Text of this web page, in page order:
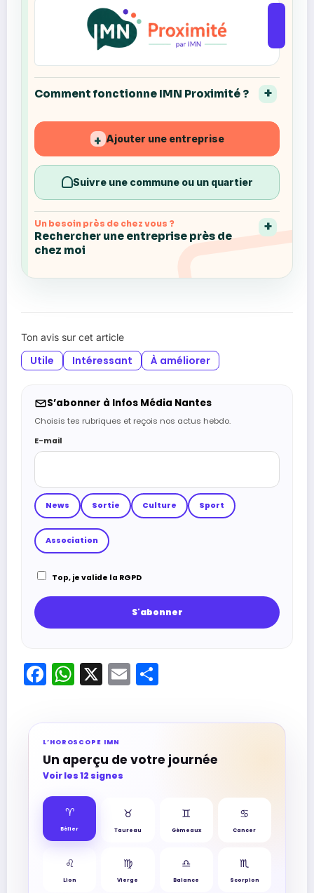
Comment fonctionne IMN Proximité ?
+ Ajouter une entreprise
Suivre une commune ou un quartier
Un besoin près de chez vous ?
Rechercher une entreprise près de
chez moi
Ton avis sur cet article
Utile Intéressant À améliorer
S’abonner à Infos Média Nantes
Choisis tes rubriques et reçois nos actus hebdo.
E-mail
News Sortie Culture Sport
Association
Top, je valide la RGPD
Facebook
WhatsApp
X Email
L’HOROSCOPE IMN
Un aperçu de votre journée
Voir les 12 signes
♈︎
Bélier
♉︎
Taureau
♊︎
Gémeaux
♋︎
Cancer
♌︎
Lion
♍︎
Vierge
♎︎
Balance
♏︎
Scorpion